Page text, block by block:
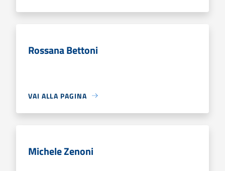
Rossana Bettoni
VAI ALLA PAGINA
Michele Zenoni